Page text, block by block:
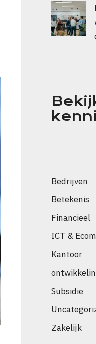
Bedrijven
Betekenis
Financieel
ICT &
Kantoor
Subsidie
Zakelijk